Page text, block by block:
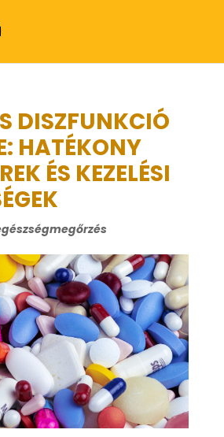
DISZFUNKCIÓ
HATÉKONY
ÉS KEZELÉSI